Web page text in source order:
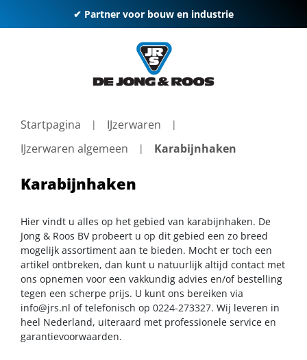
✔ Partner voor bouw en industrie
Startpagina
IJzerwaren
IJzerwaren algemeen
Karabijnhaken
Karabijnhaken
Hier vindt u alles op het gebied van karabijnhaken. De
Jong & Roos BV probeert u op dit gebied een zo breed
mogelijk assortiment aan te bieden. Mocht er toch een
artikel ontbreken, dan kunt u natuurlijk altijd contact met
ons opnemen voor een vakkundig advies en/of bestelling
tegen een scherpe prijs. U kunt ons bereiken via
info@jrs.nl of telefonisch op 0224-273327. Wij leveren in
heel Nederland, uiteraard met professionele service en
garantievoorwaarden.